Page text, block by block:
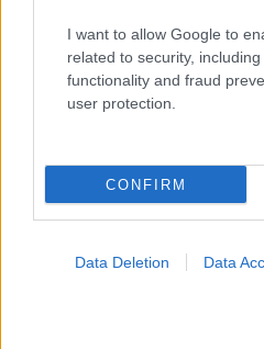
I want to allow Google to
related to security,
functionality and fraud
user protection.
CONFIRM
Data Deletion Data